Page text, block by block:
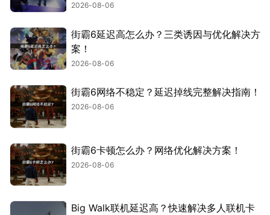
2026-08-06
街霸6延迟高怎么办？三类诱因与优化解决方
案！
2026-08-06
街霸6网络不稳定？延迟掉线完整解决指南！
2026-08-06
街霸6卡顿怎么办？网络优化解决方案！
2026-08-06
Big Walk联机延迟高？快速解决多人联机卡